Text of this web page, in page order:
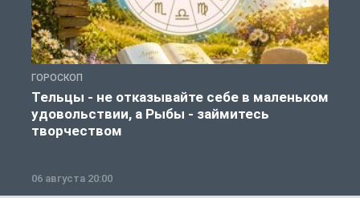
ГОРОСКОП
Тельцы - не отказывайте себе в маленьком
удовольствии, а Рыбы - займитесь
творчеством
06 августа 20:00